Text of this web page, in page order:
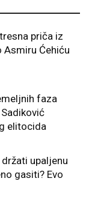
priča iz
Asmiru Ćehiću
faza
elitocida
upaljenu
gasiti? Evo